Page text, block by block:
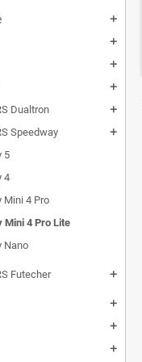
add
add
add
add
Dualtron add
Speedway add
5
4
Mini 4 Pro
Mini 4 Pro Lite
Nano
Futecher add
add
add
add